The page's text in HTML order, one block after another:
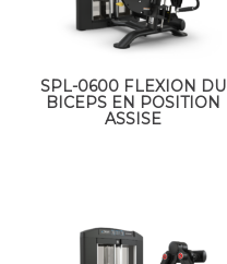
SPL-0600 FLEXION DU
BICEPS EN POSITION
ASSISE